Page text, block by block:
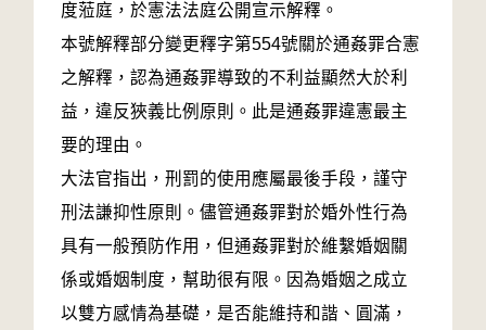
度蒞庭，於憲法法庭公開宣示解釋。
本號解釋部分變更釋字第554號關於通姦罪合憲
之解釋，認為通姦罪導致的不利益顯然大於利
益，違反狹義比例原則。此是通姦罪違憲最主
要的理由。
大法官指出，刑罰的使用應屬最後手段，謹守
刑法謙抑性原則。儘管通姦罪對於婚外性行為
具有一般預防作用，但通姦罪對於維繫婚姻關
係或婚姻制度，幫助很有限。因為婚姻之成立
以雙方感情為基礎，是否能維持和諧、圓滿，